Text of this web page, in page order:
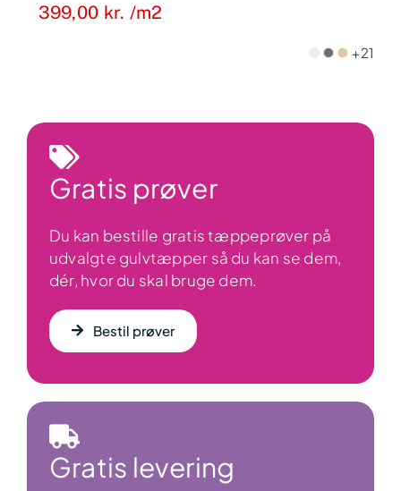
399,00 kr. /m2
+21
Gratis prøver
Du kan bestille gratis tæppeprøver på
udvalgte gulvtæpper så du kan se dem,
dér, hvor du skal bruge dem.
Bestil prøver
Gratis levering